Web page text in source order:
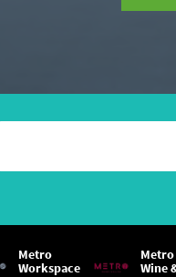
Metro
Workspace
Metro
Wine